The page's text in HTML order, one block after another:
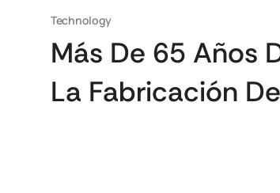
Technology
Más De 65 Años
La Fabricación